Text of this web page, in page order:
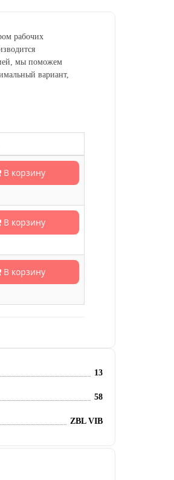
рабочих
мы поможем
вариант,
В корзину
В корзину
В корзину
13
58
ZBL VIB